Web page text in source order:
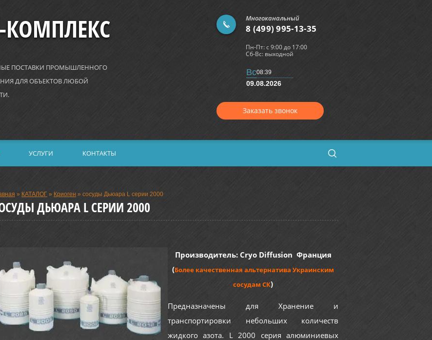
КОМПЛЕКС
ПОСТАВКИ ПРОМЫШЛЕННОГО
ДЛЯ ОБЪЕКТОВ ЛЮБОЙ
Многоканальный
8 (499) 995-13-35
Пн-Пт: с 9:00 до 17:00
Сб-Вс: выходной
Вс08 39
09.08.2026
Заказать звонок
УСЛУГИ КОНТАКТЫ
» КАТАЛОГ » Криоген » сосуды Дьюара L серии 2000
ДЬЮАРА L СЕРИИ 2000
Производитель: Cryo Diffusion Франция
(Более качественная альтернатива Украинским
сосудам СК)
Предназначены для Хранение и
транспортировки небольших количеств
жидкого азота. L 2000 серия алюминиевых